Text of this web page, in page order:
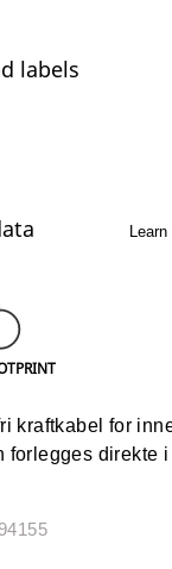
labels
kraftkabel for
forlegges direkte i